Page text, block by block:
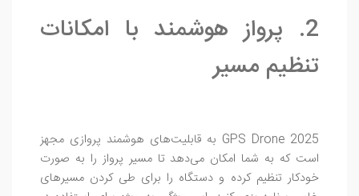
2. پرواز هوشمند با امکانات
تنظیم مسیر
GPS Drone 2025 به قابلیت‌های هوشمند پروازی مجهز
است که به شما امکان می‌دهد تا مسیر پرواز را به صورت
خودکار تنظیم کرده و دستگاه را برای طی کردن مسیرهای